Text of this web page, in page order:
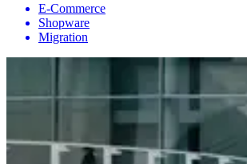
E-Commerce
Shopware
Migration